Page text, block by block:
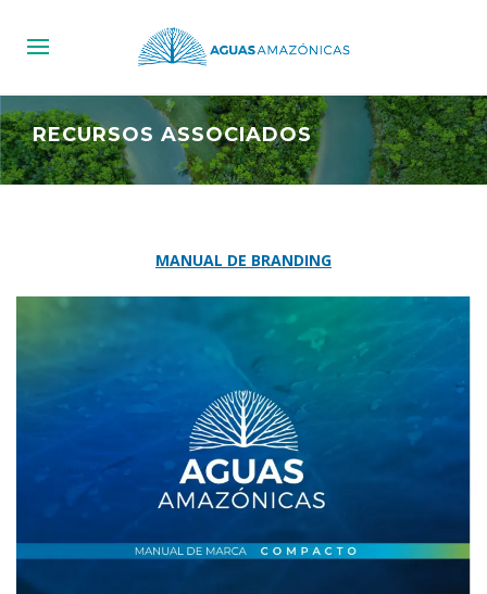
RECURSOS ASSOCIADOS
MANUAL DE BRANDING